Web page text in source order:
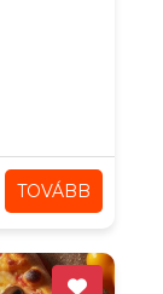
TOVÁBB